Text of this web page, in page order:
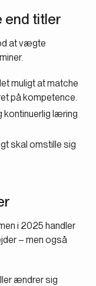
end titler
at vægte
muligt at matche
på kompetence.
kontinuerlig læring
skal omstille sig
i 2025 handler
– men også
ændrer sig